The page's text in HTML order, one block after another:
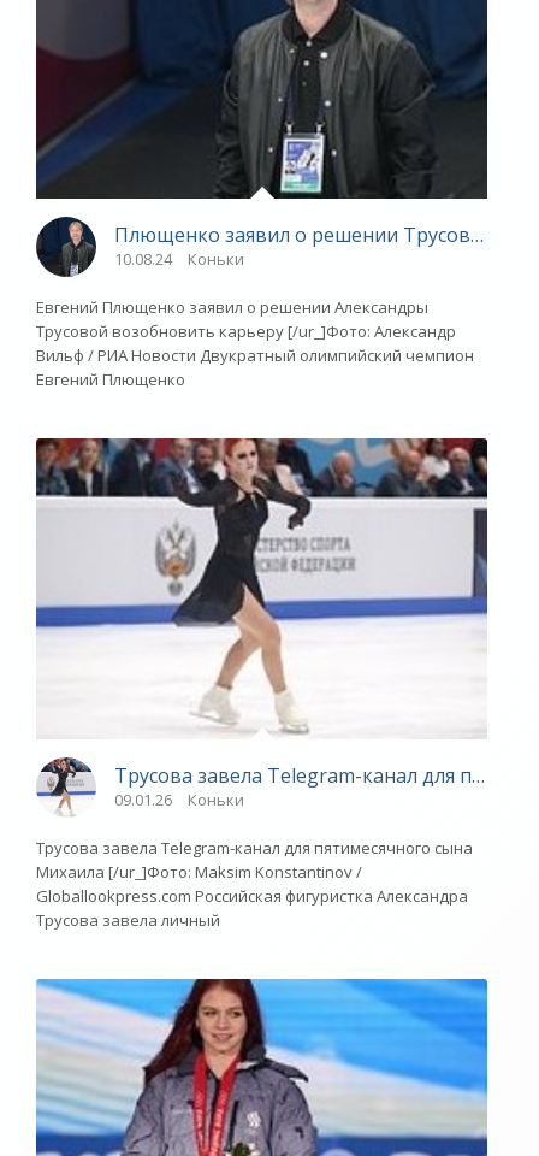
Плющенко заявил о решении Трусовой
10.08.24 Коньки
Евгений Плющенко заявил о решении Александры
Трусовой возобновить карьеру [/ur_]Фото: Александр
Вильф / РИА Новости Двукратный олимпийский чемпион
Евгений Плющенко
Трусова завела Telegram-канал для
09.01.26 Коньки
Трусова завела Telegram-канал для пятимесячного сына
Михаила [/ur_]Фото: Maksim Konstantinov /
Globallookpress.com Российская фигуристка Александра
Трусова завела личный